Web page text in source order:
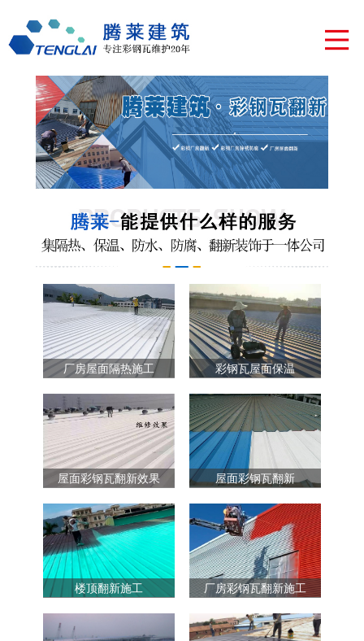
厂房屋面隔热施工 彩钢瓦屋面保温
屋面彩钢瓦翻新效果 屋面彩钢瓦翻新
楼顶翻新施工 厂房彩钢瓦翻新施工